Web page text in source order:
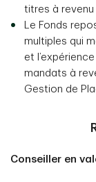
titres à revenu
Le Fonds
multiples qui
et
mandats à
Gestion de
Conseiller en